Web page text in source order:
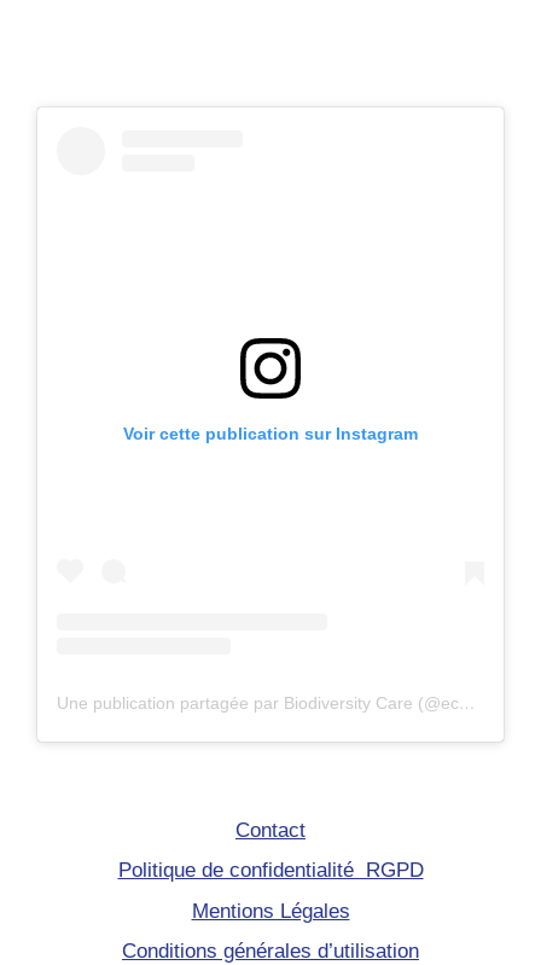
Voir cette publication sur Instagram
Une publication partagée par Biodiversity Care (@eco.volontaire)
Contact
Politique de confidentialité RGPD
Mentions Légales
Conditions générales d’utilisation